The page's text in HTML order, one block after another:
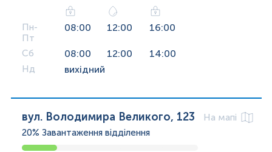
Пн-
Пт
08:00 12:00 16:00
Сб 08:00 12:00 14:00
Нд вихідний
вул. Володимира Великого, 123
На мапі
20% Завантаження відділення